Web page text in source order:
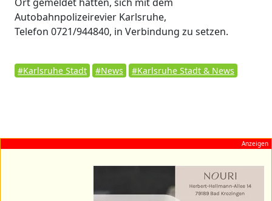
Autobahnpolizeirevier Karlsruhe,
Telefon 0721/944840, in Verbindung zu setzen.
#Karlsruhe Stadt #News #Karlsruhe Stadt & News
Anzeigen